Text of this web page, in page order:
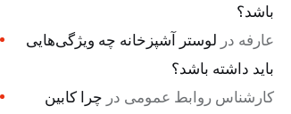
باشد؟
عارفه در لوستر آشپزخانه چه ویژگی‌هایی
باید داشته باشد؟
کارشناس روابط عمومی در چرا کابین